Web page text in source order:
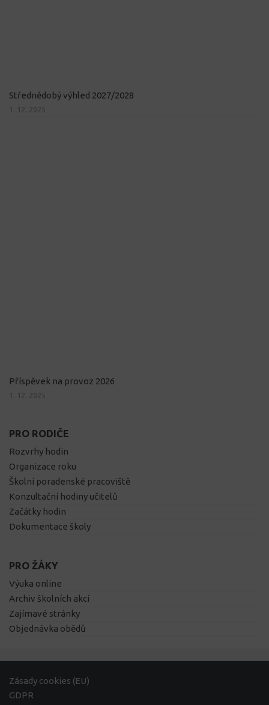
Střednědobý výhled 2027/2028
1. 12. 2025
Příspěvek na provoz 2026
1. 12. 2025
PRO RODIČE
Rozvrhy hodin
Organizace roku
Školní poradenské pracoviště
Konzultační hodiny učitelů
Začátky hodin
Dokumentace školy
PRO ŽÁKY
Výuka online
Archiv školních akcí
Zajímavé stránky
Objednávka obědů
Zásady cookies (EU)
GDPR